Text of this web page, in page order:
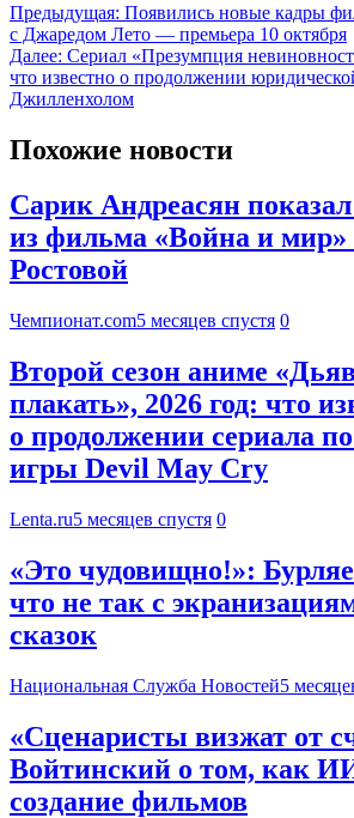
Предыдущая: Появились новые кадры
с Джаредом Лето — премьера 10 октября
Далее: Сериал «Презумпция
что известно о продолжении
Джилленхолом
Похожие новости
Сарик Андреасян
из фильма «Война и
Ростовой
Чемпионат.com5 месяцев спустя 0
Второй сезон аниме
плакать», 2026 год: что
о продолжении сериала
игры Devil May Cry
Lenta.ru5 месяцев спустя 0
«Это чудовищно!»:
что не так с
сказок
Национальная Служба Новостей5
«Сценаристы визжат от
Войтинский о том, как
создание фильмов